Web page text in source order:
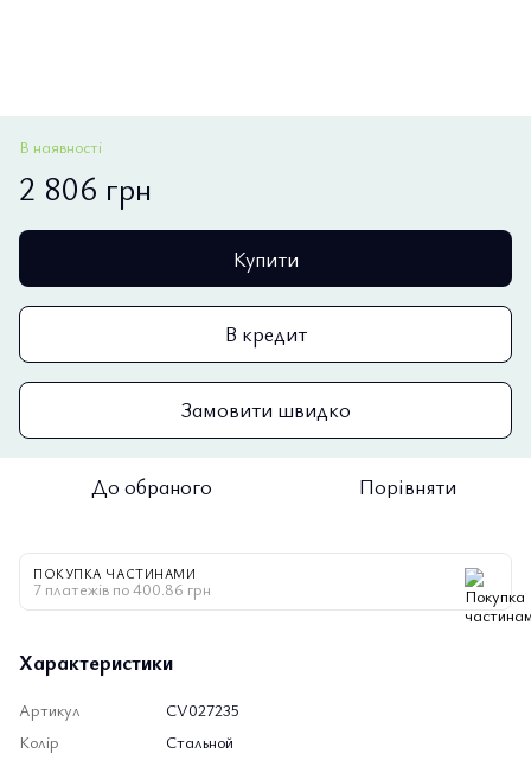
В наявності
2 806 грн
Купити
В кредит
Замовити швидко
До обраного Порівняти
ПОКУПКА ЧАСТИНАМИ
7 платежів по 400.86 грн
Характеристики
Артикул
CV027235
Колір
Стальной